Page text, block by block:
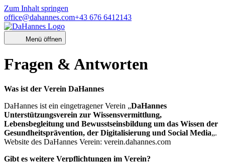
Zum Inhalt springen
office@dahannes.com+43 676 6412143
Menü öffnen
Fragen & Antworten
Was ist der Verein DaHannes
DaHannes ist ein eingetragener Verein „DaHannes
Unterstützungsverein zur Wissensvermittlung,
Lebensbegleitung und Bewusstseinsbildung um das Wissen der
Gesundheitsprävention, der Digitalisierung und Social Media„.
Website des DaHannes Verein: verein.dahannes.com
Gibt es weitere Verpflichtungen im Verein?